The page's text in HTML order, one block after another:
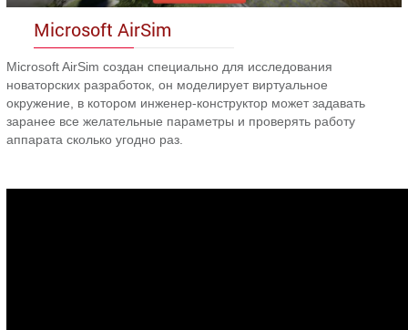
Microsoft AirSim
Microsoft AirSim создан специально для исследования
новаторских разработок, он моделирует виртуальное
окружение, в котором инженер-конструктор может задавать
заранее все желательные параметры и проверять работу
аппарата сколько угодно раз.